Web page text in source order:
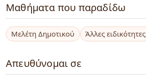
Μαθήματα που παραδίδω
Μελέτη Δημοτικού Άλλες ειδικότητες
Απευθύνομαι σε